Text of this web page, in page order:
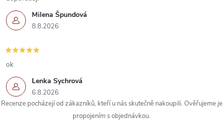
p
r
v
k
y
v
Milena Špundová
8.8.2026
Lenka Sychrová
6.8.2026
ok
Recenze pocházejí od zákazníků, kteří u nás skutečně nakoupili. Ověřujeme je
propojením s objednávkou.